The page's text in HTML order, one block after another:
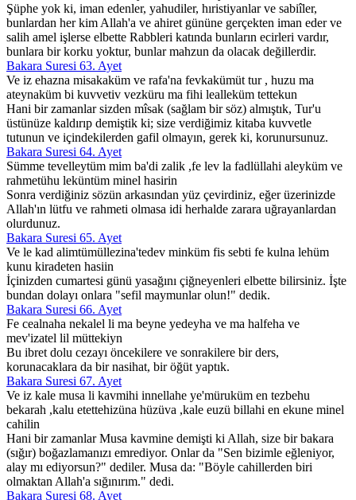
Şüphe yok ki, iman edenler, yahudiler, hıristiyanlar ve sabiîler,
bunlardan her kim Allah'a ve ahiret gününe gerçekten iman eder ve
salih amel işlerse elbette Rabbleri katında bunların ecirleri vardır,
bunlara bir korku yoktur, bunlar mahzun da olacak değillerdir.
Bakara Suresi 63. Ayet
Ve iz ehazna misakaküm ve rafa'na fevkakümüt tur , huzu ma
ateynaküm bi kuvvetiv vezküru ma fihi lealleküm tettekun
Hani bir zamanlar sizden mîsak (sağlam bir söz) almıştık, Tur'u
üstünüze kaldırıp demiştik ki; size verdiğimiz kitaba kuvvetle
tutunun ve içindekilerden gafil olmayın, gerek ki, korunursunuz.
Bakara Suresi 64. Ayet
Sümme tevelleytüm mim ba'di zalik ,fe lev la fadlüllahi aleyküm ve
rahmetühu leküntüm minel hasirin
Sonra verdiğiniz sözün arkasından yüz çevirdiniz, eğer üzerinizde
Allah'ın lütfu ve rahmeti olmasa idi herhalde zarara uğrayanlardan
olurdunuz.
Bakara Suresi 65. Ayet
Ve le kad alimtümüllezina'tedev minküm fis sebti fe kulna lehüm
kunu kiradeten hasiin
İçinizden cumartesi günü yasağını çiğneyenleri elbette bilirsiniz. İşte
bundan dolayı onlara "sefil maymunlar olun!" dedik.
Bakara Suresi 66. Ayet
Fe cealnaha nekalel li ma beyne yedeyha ve ma halfeha ve
mev'izatel lil müttekiyn
Bu ibret dolu cezayı öncekilere ve sonrakilere bir ders,
korunacaklara da bir nasihat, bir öğüt yaptık.
Bakara Suresi 67. Ayet
Ve iz kale musa li kavmihi innellahe ye'müruküm en tezbehu
bekarah ,kalu etettehizüna hüzüva ,kale euzü billahi en ekune minel
cahilin
Hani bir zamanlar Musa kavmine demişti ki Allah, size bir bakara
(sığır) boğazlamanızı emrediyor. Onlar da "Sen bizimle eğleniyor,
alay mı ediyorsun?" dediler. Musa da: "Böyle cahillerden biri
olmaktan Allah'a sığınırım." dedi.
Bakara Suresi 68. Ayet